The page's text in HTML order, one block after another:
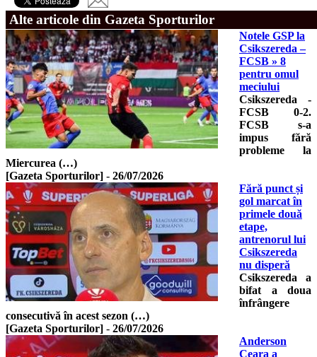
Alte articole din Gazeta Sporturilor
Notele GSP la
Csikszereda –
FCSB » 8
pentru omul
meciului
Csikszereda -
FCSB 0-2.
FCSB s-a
impus fără
probleme la
Miercurea (…)
[Gazeta Sporturilor] - 26/07/2026
Fără punct și
gol marcat în
primele două
etape,
antrenorul lui
Csikszereda
nu disperă
Csikszereda a
bifat a doua
înfrângere
consecutivă în acest sezon (…)
[Gazeta Sporturilor] - 26/07/2026
Anderson
Ceara a